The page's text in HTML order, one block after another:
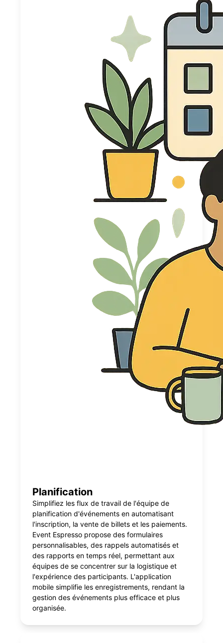
Planification
Simplifiez les flux de travail de l'équipe de
planification d'événements en automatisant
l'inscription, la vente de billets et les paiements.
Event Espresso propose des formulaires
personnalisables, des rappels automatisés et
des rapports en temps réel, permettant aux
équipes de se concentrer sur la logistique et
l'expérience des participants. L'application
mobile simplifie les enregistrements, rendant la
gestion des événements plus efficace et plus
organisée.